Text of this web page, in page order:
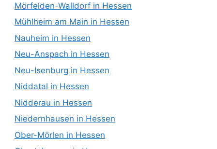
Mörfelden-Walldorf in Hessen
Mühlheim am Main in Hessen
Nauheim in Hessen
Neu-Anspach in Hessen
Neu-Isenburg in Hessen
Niddatal in Hessen
Nidderau in Hessen
Niedernhausen in Hessen
Ober-Mörlen in Hessen